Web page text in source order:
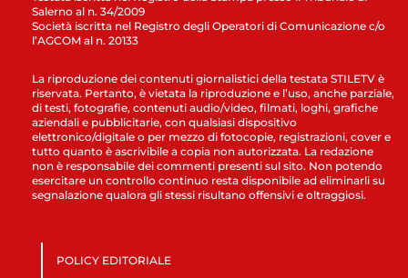
Salerno al n. 34/2009
Società iscritta nel Registro degli Operatori di Comunicazione c/o
l’AGCOM al n. 20133
La riproduzione dei contenuti giornalistici della testata STILETV è
riservata. Pertanto, è vietata la riproduzione e l’uso, anche parziale,
di testi, fotografie, contenuti audio/video, filmati, loghi, grafiche
aziendali e pubblicitarie, con qualsiasi dispositivo
elettronico/digitale o per mezzo di fotocopie, registrazioni, cover e
tutto quanto è ascrivibile a copia non autorizzata. La redazione
non è responsabile dei commenti presenti sul sito. Non potendo
esercitare un controllo continuo resta disponibile ad eliminarli su
segnalazione qualora gli stessi risultano offensivi e oltraggiosi.
POLICY EDITORIALE